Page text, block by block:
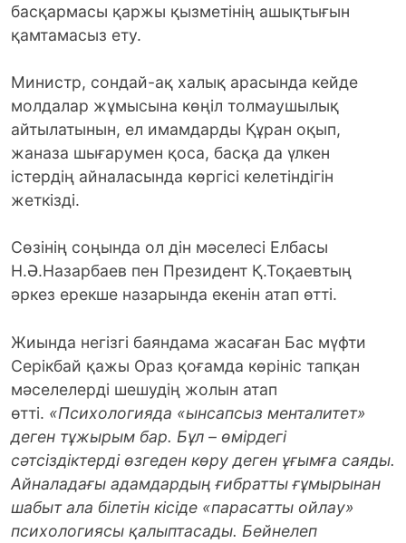
басқармасы қаржы қызметінің ашықтығын
қамтамасыз ету.
Министр, сондай-ақ халық арасында кейде
молдалар жұмысына көңіл толмаушылық
айтылатынын, ел имамдарды Құран оқып,
жаназа шығарумен қоса, басқа да үлкен
істердің айналасында көргісі келетіндігін
жеткізді.
Сөзінің соңында ол дін мәселесі Елбасы
Н.Ә.Назарбаев пен Президент Қ.Тоқаевтың
әркез ерекше назарында екенін атап өтті.
Жиында негізгі баяндама жасаған Бас мүфти
Серікбай қажы Ораз қоғамда көрініс тапқан
мәселелерді шешудің жолын атап
өтті. «Психологияда «ынсапсыз менталитет»
деген тұжырым бар. Бұл – өмірдегі
сәтсіздіктерді өзгеден көру деген ұғымға саяды.
Айналадағы адамдардың ғибратты ғұмырынан
шабыт ала білетін кісіде «парасатты ойлау»
психология­сы қалыптасады. Бейнелеп